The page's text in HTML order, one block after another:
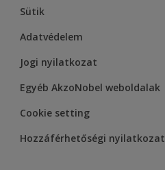
Sütik
Adatvédelem
Jogi nyilatkozat
Egyéb AkzoNobel weboldalak
Cookie setting
Hozzáférhetőségi nyilatkozat